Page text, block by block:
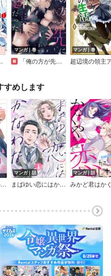
マンガ｜巻
「俺の方が先に好きだった」死んだ彼の弟は、その執着で私を濡らす【単行本版】
マンガ｜巻
すめします
恋をしないと決めた日に、ニガテな上司とおとなりさんになりました
マンガ｜話
まばゆい恋にはかなわない
マンガ｜話